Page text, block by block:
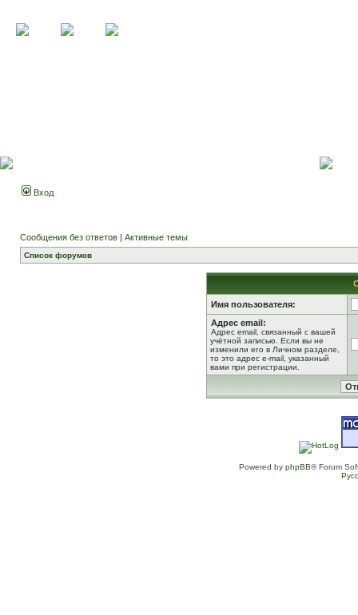
Вход
Сообщения без ответов | Активные темы
Список форумов
Имя пользователя:
Адрес email:
Адрес email, связанный с вашей
учётной записью. Если вы не
изменили его в Личном разделе,
то это адрес e-mail, указанный
вами при регистрации.
Powered by phpBB® Forum